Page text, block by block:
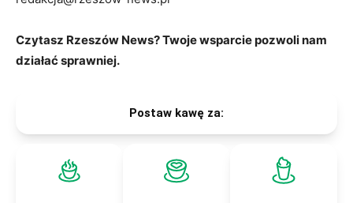
Czytasz Rzeszów News? Twoje wsparcie pozwoli nam
działać sprawniej.
Postaw kawę za: